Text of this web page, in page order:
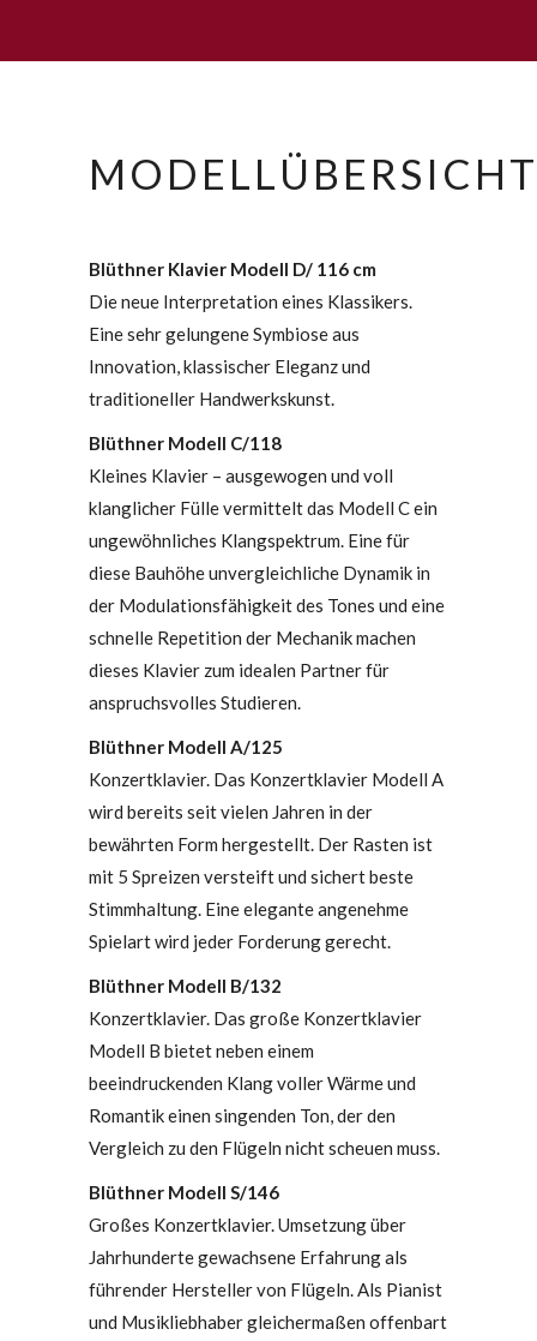
MODELLÜBERSICHT
Blüthner Klavier Modell D/ 116 cm
Die neue Interpretation eines Klassikers.
Eine sehr gelungene Symbiose aus
Innovation, klassischer Eleganz und
traditioneller Handwerkskunst.
Blüthner Modell C/118
Kleines Klavier – ausgewogen und voll
klanglicher Fülle vermittelt das Modell C ein
ungewöhnliches Klangspektrum. Eine für
diese Bauhöhe unvergleichliche Dynamik in
der Modulationsfähigkeit des Tones und eine
schnelle Repetition der Mechanik machen
dieses Klavier zum idealen Partner für
anspruchsvolles Studieren.
Blüthner Modell A/125
Konzertklavier. Das Konzertklavier Modell A
wird bereits seit vielen Jahren in der
bewährten Form hergestellt. Der Rasten ist
mit 5 Spreizen versteift und sichert beste
Stimmhaltung. Eine elegante angenehme
Spielart wird jeder Forderung gerecht.
Blüthner Modell B/132
Konzertklavier. Das große Konzertklavier
Modell B bietet neben einem
beeindruckenden Klang voller Wärme und
Romantik einen singenden Ton, der den
Vergleich zu den Flügeln nicht scheuen muss.
Blüthner Modell S/146
Großes Konzertklavier. Umsetzung über
Jahrhunderte gewachsene Erfahrung als
führender Hersteller von Flügeln. Als Pianist
und Musikliebhaber gleichermaßen offenbart